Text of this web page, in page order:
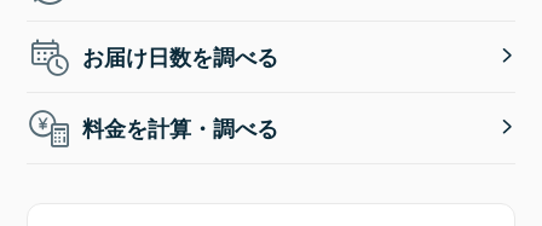
お届け日数を調べる
料金を計算・調べる